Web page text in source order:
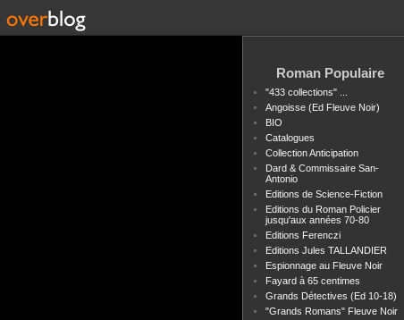
Roman Populaire
"433 collections" ...
Angoisse (Ed Fleuve Noir)
BIO
Catalogues
Collection Anticipation
Dard & Commissaire San-
Antonio
Editions de Science-Fiction
Editions du Roman Policier
jusqu'aux années 70-80
Editions Ferenczi
Editions Jules TALLANDIER
Espionnage au Fleuve Noir
Fayard à 65 centimes
Grands Détectives (Ed 10-18)
"Grands Romans" Fleuve Noir